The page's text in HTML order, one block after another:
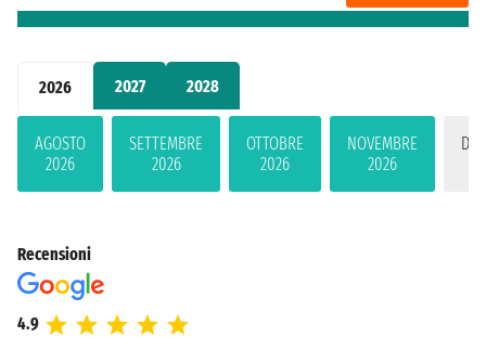
2026 2027 2028
AGOSTO
2026
SETTEMBRE
2026
OTTOBRE
2026
NOVEMBRE
2026
Recensioni
4.9